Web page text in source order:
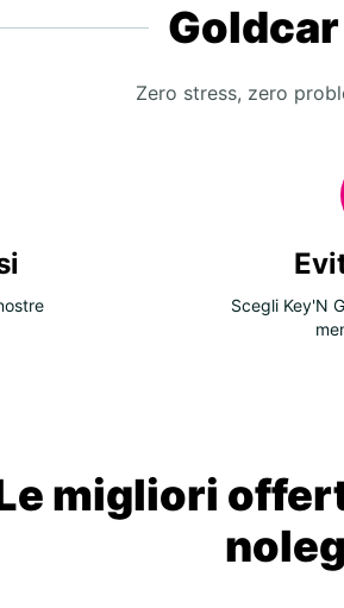
Zero stress, zero
Scegli Key'N
migliori